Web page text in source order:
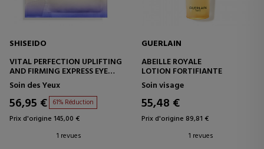
SHISEIDO
VITAL PERFECTION UPLIFTING
AND FIRMING EXPRESS EYE
MASK
Soin des Yeux
56,95 € 61% Réduction
Prix d'origine 145,00 €
1 revues
GUERLAIN
ABEILLE ROYALE
LOTION FORTIFIANTE
Soin visage
55,48 €
Prix d'origine 89,81 €
1 revues